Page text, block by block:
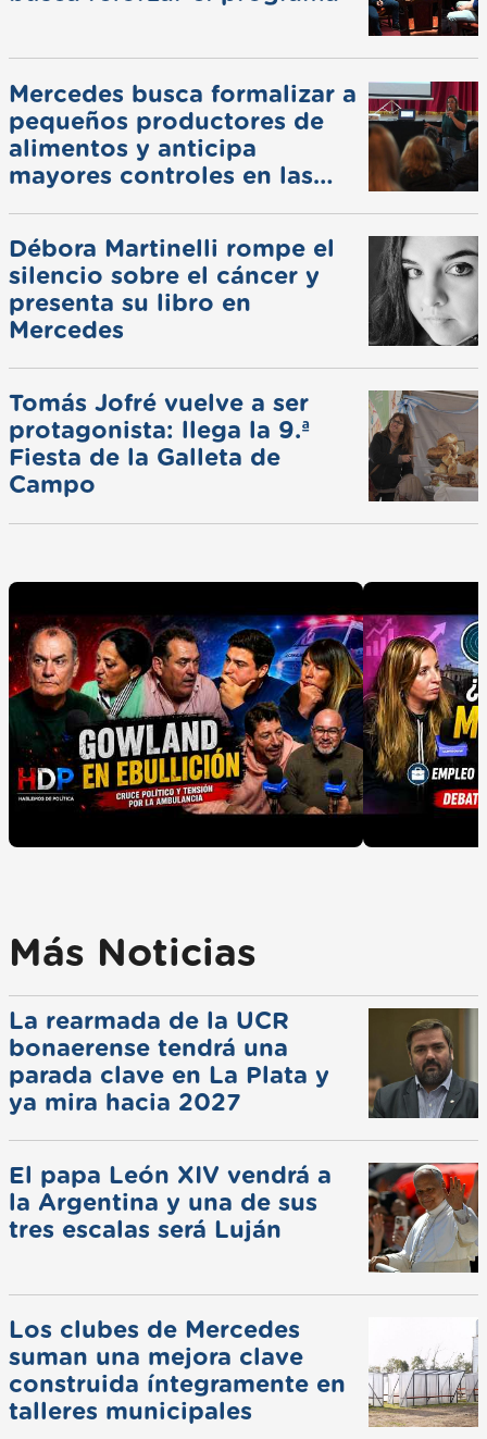
Mercedes busca formalizar a
pequeños productores de
alimentos y anticipa
mayores controles en las
Débora Martinelli rompe el
silencio sobre el cáncer y
presenta su libro en
Mercedes
Tomás Jofré vuelve a ser
protagonista: llega la 9.ª
Fiesta de la Galleta de
Campo
Más Noticias
La rearmada de la UCR
bonaerense tendrá una
parada clave en La Plata y
ya mira hacia 2027
El papa León XIV vendrá a
la Argentina y una de sus
tres escalas será Luján
Los clubes de Mercedes
suman una mejora clave
construida íntegramente en
talleres municipales